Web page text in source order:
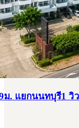
. แยกนนทบุรี1 วิ